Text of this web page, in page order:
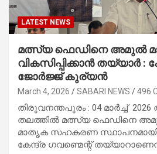
LATEST NEWS
മത്സ്യ ഫെഡിനെ അമുൽ
വികസിപ്പിക്കാൻ തയ്യാർ :
ജോർജ്ജ് കുര്യൻ
March 4, 2026 SABARI NEWS 496
തിരുവനന്തപുരം : 04 മാർച്ച്‌
തലത്തിൽ മത്സ്യ ഫെഡിനെ
മാതൃക സഹകരണ സ്ഥാപനമായി
കേന്ദ്ര ഗവണ്മെന്റ്